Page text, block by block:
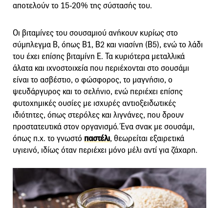
αποτελούν το 15-20% της σύστασής του.
Οι βιταμίνες του σουσαμιού ανήκουν κυρίως στο
σύμπλεγμα Β, όπως Β1, Β2 και νιασίνη (Β5), ενώ το λάδι
του έχει επίσης βιταμίνη Ε. Τα κυριότερα μεταλλικά
άλατα και ιχνοστοιχεία που περιέχονται στο σουσάμι
είναι το ασβέστιο, ο φώσφορος, το μαγνήσιο, ο
ψευδάργυρος και το σελήνιο, ενώ περιέχει επίσης
φυτοχημικές ουσίες με ισχυρές αντιοξειδωτικές
ιδιότητες, όπως στερόλες και λιγνάνες, που δρουν
προστατευτικά στον οργανισμό. Ένα σνακ με σουσάμι,
όπως π.χ. το γνωστό παστέλι, θεωρείται εξαιρετικά
υγιεινό, ιδίως όταν περιέχει μόνο μέλι αντί για ζάχαρη.